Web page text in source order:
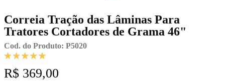
Correia Tração das Lâminas Para
Tratores Cortadores de Grama 46"
Cod. do Produto: P5020
R$ 369,00